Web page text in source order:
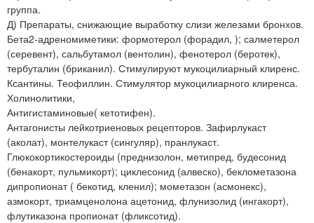
группа.
Д) Препараты, снижающие выработку слизи железами бронхов.
Бета2-адреномиметики: формотерол (форадил, ); салметерол
(серевент), сальбутамол (вентолин), фенотерол (беротек),
тербуталин (бриканил). Стимулируют мукоцилиарный клиренс.
Ксантины. Теофиллин. Стимулятор мукоцилиарного клиренса.
Холинолитики,
Антигистаминовые( кетотифен).
Антагонисты лейкотриеновых рецепторов. Зафирлукаст
(аколат), монтелукаст (сингуляр), пранлукаст.
Глюкокортикостероиды (преднизолон, метипред, будесонид
(бенакорт, пульмикорт); циклесонид (алвеско), беклометазона
дипропионат ( бекотид, кленил); мометазон (асмонекс),
азмокорт, триамценолона ацетонид, флунизолид (ингакорт),
флутиказона пропионат (фликсотид).